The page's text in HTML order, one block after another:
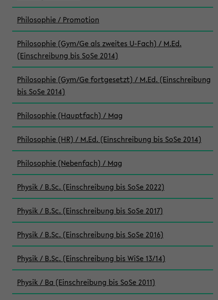
Philosophie / Promotion
Philosophie (Gym/Ge als zweites U-Fach) / M.Ed.
(Einschreibung bis SoSe 2014)
Philosophie (Gym/Ge fortgesetzt) / M.Ed. (Einschreibung
bis SoSe 2014)
Philosophie (Hauptfach) / Mag
Philosophie (HR) / M.Ed. (Einschreibung bis SoSe 2014)
Philosophie (Nebenfach) / Mag
Physik / B.Sc. (Einschreibung bis SoSe 2022)
Physik / B.Sc. (Einschreibung bis SoSe 2017)
Physik / B.Sc. (Einschreibung bis SoSe 2016)
Physik / B.Sc. (Einschreibung bis WiSe 13/14)
Physik / Ba (Einschreibung bis SoSe 2011)